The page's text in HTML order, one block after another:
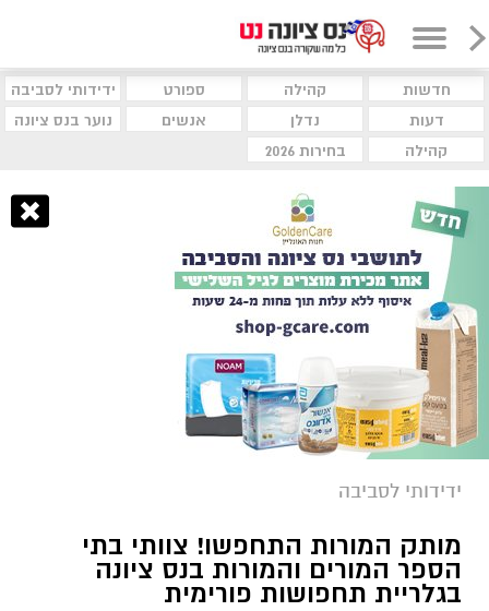
חדשות קהילה ספורט
ידידותי לסביבה
דעות
נדלן אנשים
נוער בנס ציונה
קהילה
בחירות 2026
ידידותי לסביבה
מותק המורות התחפשו! צוותי בתי
הספר המורים והמורות בנס ציונה
בגלריית תחפושות פורימית